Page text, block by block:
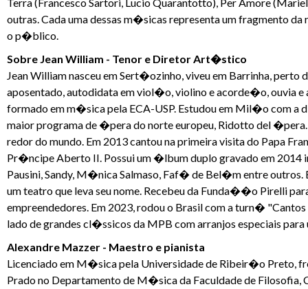
outras. Cada uma dessas m�sicas representa um fragmento
o p�blico.
Sobre Jean William - Tenor e Diretor Art�stico
Jean William nasceu em Sert�ozinho, viveu em Barrinha,
aposentado, autodidata em viol�o, violino e acorde�o, ouvia
formado em m�sica pela ECA-USP. Estudou em Mil�o com a
maior programa de �pera do norte europeu, Ridotto del
redor do mundo. Em 2013 cantou na primeira visita do Papa
Pr�ncipe Aberto II. Possui um �lbum duplo gravado em 2014
Pausini, Sandy, M�nica Salmaso, Faf� de Bel�m entre
um teatro que leva seu nome. Recebeu da Funda��o Pirelli
empreendedores. Em 2023, rodou o Brasil com a turn�
lado de grandes cl�ssicos da MPB com arranjos especiais
Alexandre Mazzer - Maestro e pianista
Licenciado em M�sica pela Universidade de Ribeir�o Preto,
Prado no Departamento de M�sica da Faculdade de